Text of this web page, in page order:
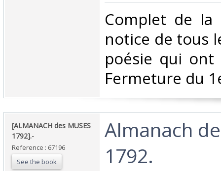
‎Complet de
notice de tous
poésie qui ont
Fermeture du
‎[ALMANACH des MUSES
1792].-‎
Reference : 67196
See the book
‎Almanach
1792.‎